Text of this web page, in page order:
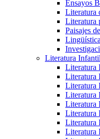
Ensayos
Literatura
Literatura
Paisajes
Literatura
Literatura
Literatura
Literatura
Literatura
Literatura
Literatura
Literatura
Literatura